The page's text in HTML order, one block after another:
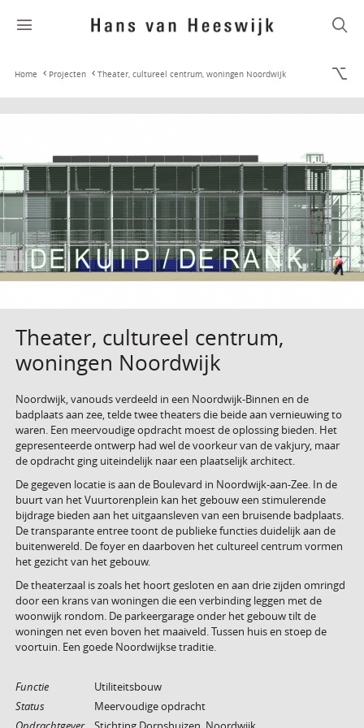
Home Projecten Theater, cultureel centrum, woningen Noordwijk
Theater, cultureel centrum,
woningen Noordwijk
Noordwijk, vanouds verdeeld in een Noordwijk-Binnen en de
badplaats aan zee, telde twee theaters die beide aan vernieuwing to
waren. Een meervoudige opdracht moest de oplossing bieden. Het
gepresenteerde ontwerp had wel de voorkeur van de vakjury, maar
de opdracht ging uiteindelijk naar een plaatselijk architect.
De gegeven locatie is aan de Boulevard in Noordwijk-aan-Zee. In de
buurt van het Vuurtorenplein kan het gebouw een stimulerende
bijdrage bieden aan het uitgaansleven van een bruisende badplaats.
De transparante entree toont de publieke functies duidelijk aan de
buitenwereld. De foyer en daarboven het cultureel centrum vormen
het gezicht van het gebouw.
De theaterzaal is zoals het hoort gesloten en aan drie zijden omringd
door een krans van woningen die een verbinding leggen met de
woonwijk rondom. De parkeergarage onder het gebouw tilt de
woningen net even boven het maaiveld. Tussen huis en stoep de
voortuin. Een goede Noordwijkse traditie.
Functie
Utiliteitsbouw
Status
Meervoudige opdracht